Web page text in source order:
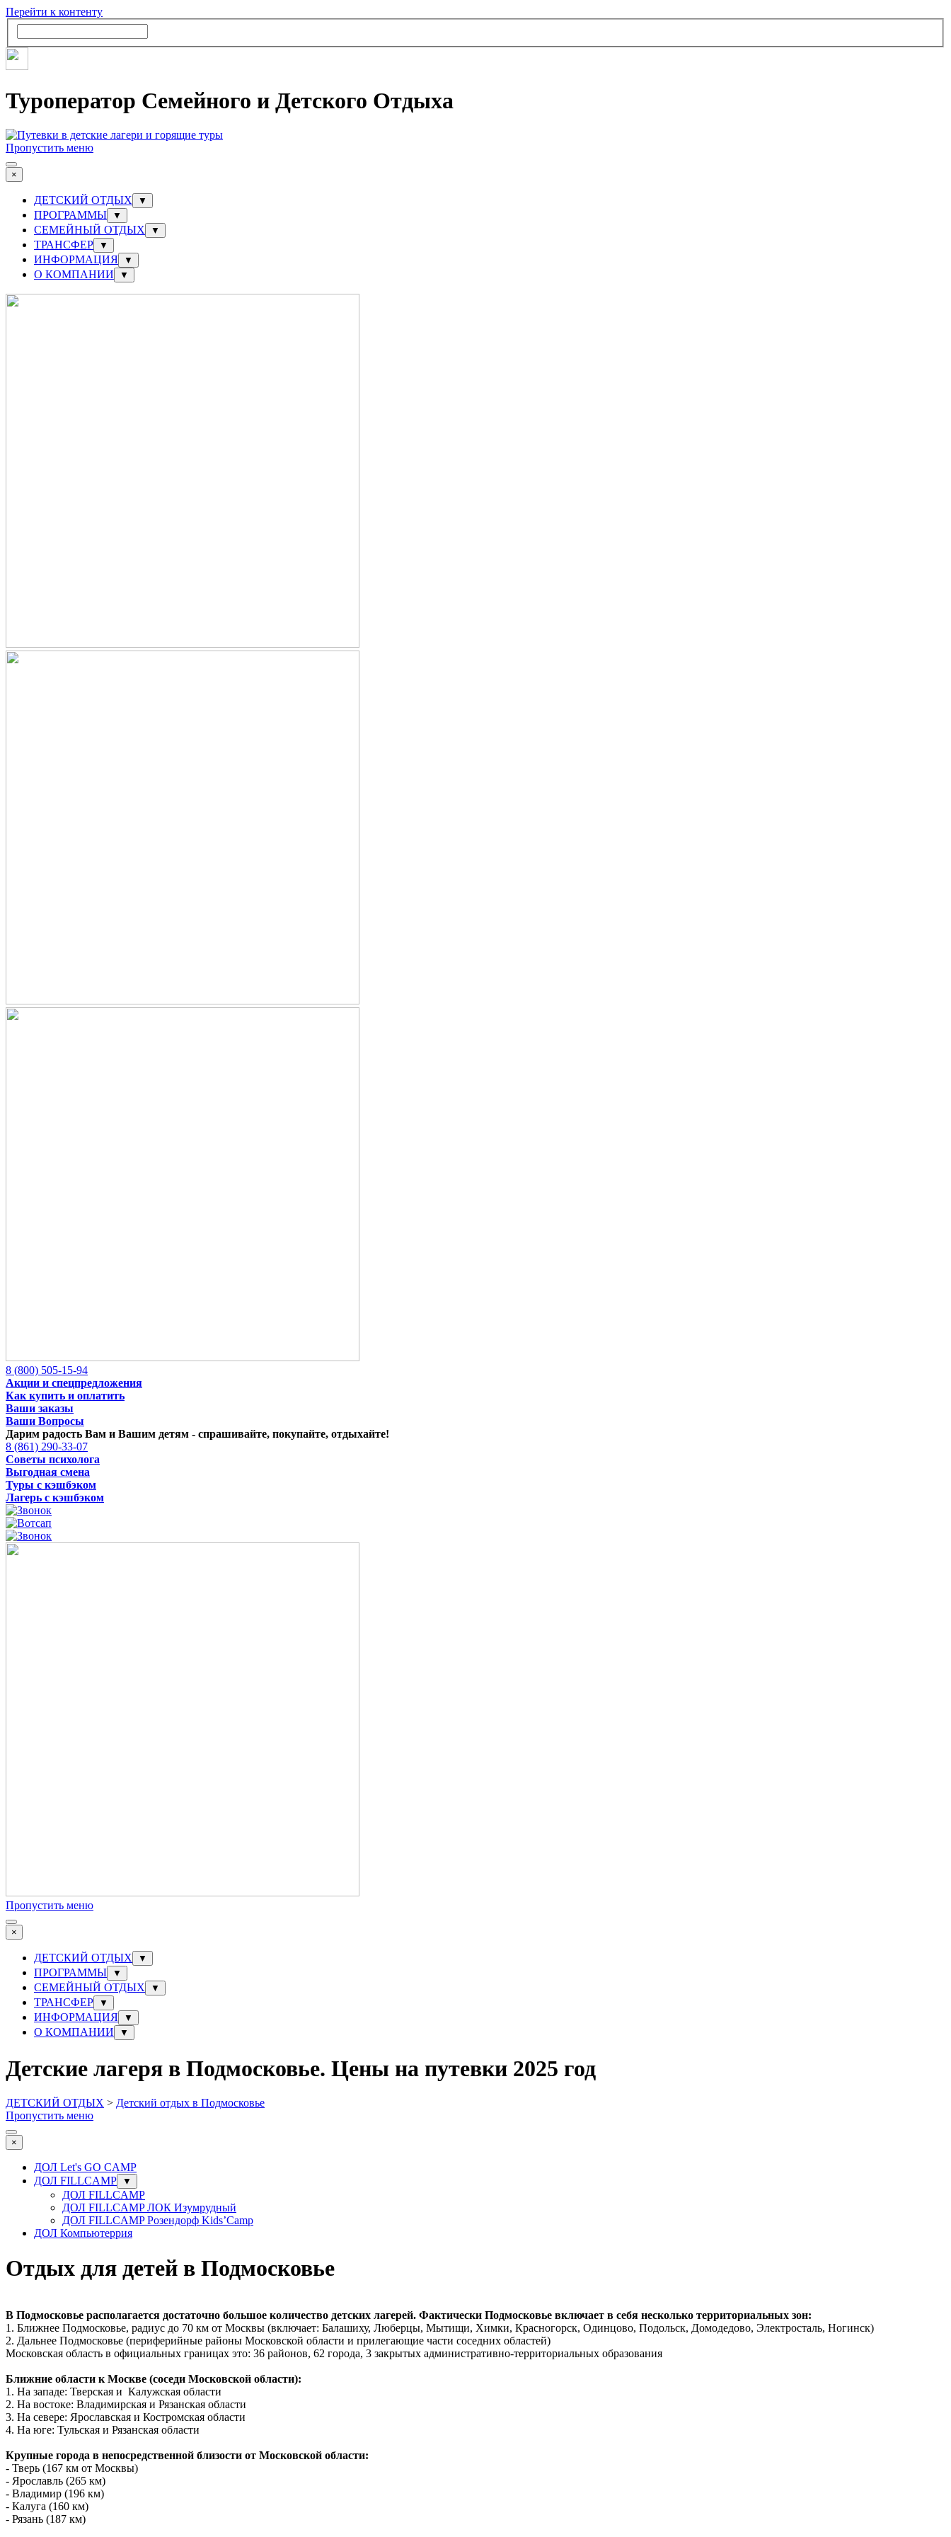
Перейти к контенту
Туроператор Семейного и Детского Отдыха
Пропустить меню
×
ДЕТСКИЙ ОТДЫХ ▼
ПРОГРАММЫ ▼
СЕМЕЙНЫЙ ОТДЫХ ▼
ТРАНСФЕР ▼
ИНФОРМАЦИЯ ▼
О КОМПАНИИ ▼
8 (800) 505-15-94
Акции и спецпредложения
Как купить и оплатить
Ваши заказы
Ваши Вопросы
Дарим радость Вам и Вашим детям - спрашивайте, покупайте, отдыхайте!
8 (861) 290-33-07
Советы психолога
Выгодная смена
Туры с кэшбэком
Лагерь с кэшбэком
Пропустить меню
×
ДЕТСКИЙ ОТДЫХ ▼
ПРОГРАММЫ ▼
СЕМЕЙНЫЙ ОТДЫХ ▼
ТРАНСФЕР ▼
ИНФОРМАЦИЯ ▼
О КОМПАНИИ ▼
Детские лагеря в Подмосковье. Цены на путевки 2025 год
ДЕТСКИЙ ОТДЫХ > Детский отдых в Подмосковье
Пропустить меню
×
ДОЛ Let's GO CAMP
ДОЛ FILLCAMP
▼
ДОЛ FILLCAMP
ДОЛ FILLCAMP ЛОК Изумрудный
ДОЛ FILLCAMP Розендорф Kids’Camp
ДОЛ Компьютеррия
Отдых для детей в Подмосковье
В Подмосковье располагается достаточно большое количество детских лагерей. Фактически Подмосковье включает в себя несколько территориальных зон:
1. Ближнее Подмосковье, радиус до 70 км от Москвы (включает: Балашиху, Люберцы, Мытищи, Химки, Красногорск, Одинцово, Подольск, Домодедово, Электросталь, Ногинск)
2. Дальнее Подмосковье (периферийные районы Московской области и прилегающие части соседних областей)
Московская область в официальных границах это: 36 районов, 62 города, 3 закрытых административно-территориальных образования
Ближние области к Москве (соседи Московской области):
1. На западе: Тверская и Калужская области
2. На востоке: Владимирская и Рязанская области
3. На севере: Ярославская и Костромская области
4. На юге: Тульская и Рязанская области
Крупные города в непосредственной близости от Московской области:
- Тверь (167 км от Москвы)
- Ярославль (265 км)
- Владимир (196 км)
- Калуга (160 км)
- Рязань (187 км)